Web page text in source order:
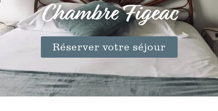
Chambre Figeac
Réserver votre séjour